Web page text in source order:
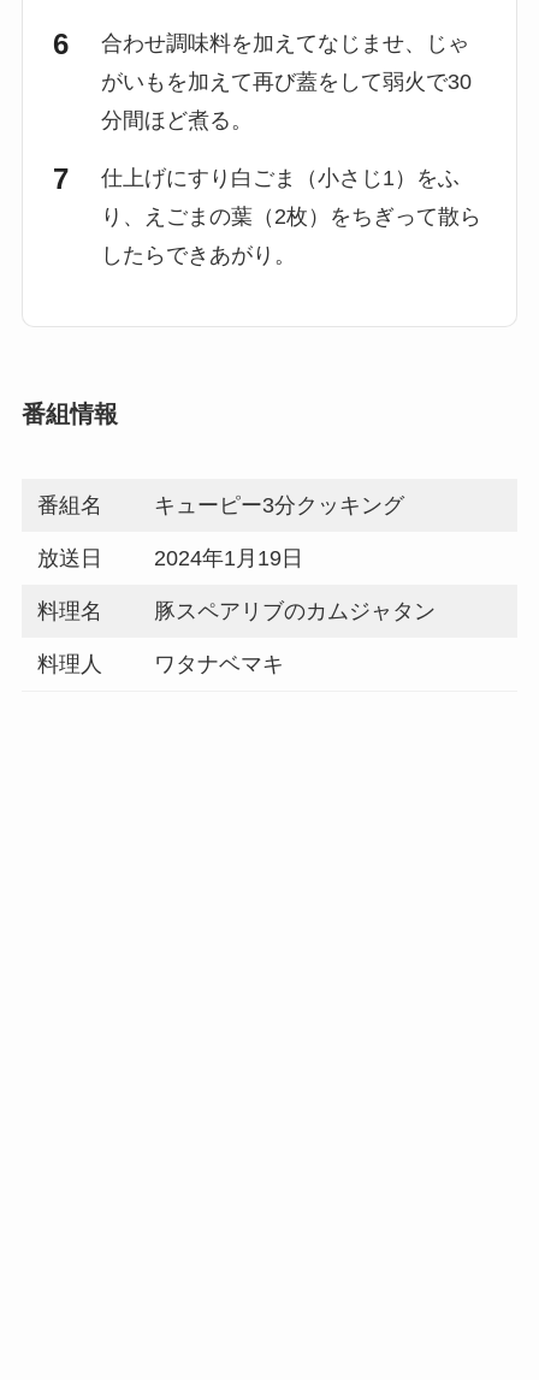
合わせ調味料を加えてなじませ、じゃ
がいもを加えて再び蓋をして弱火で30
分間ほど煮る。
仕上げにすり白ごま（小さじ1）をふ
り、えごまの葉（2枚）をちぎって散ら
したらできあがり。
番組情報
番組名 キューピー3分クッキング
放送日 2024年1月19日
料理名 豚スペアリブのカムジャタン
料理人 ワタナベマキ